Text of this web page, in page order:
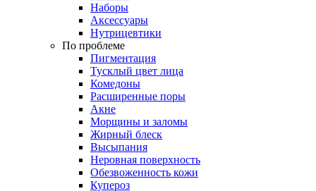
Наборы
Аксессуары
Нутрицевтики
По проблеме
Пигментация
Тусклый цвет лица
Комедоны
Расширенные поры
Акне
Морщины и заломы
Жирный блеск
Высыпания
Неровная поверхность
Обезвоженность кожи
Купероз